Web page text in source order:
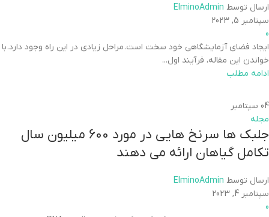
ارسال توسط ElminoAdmin
سپتامبر 5, 2023
0
ایجاد فضای آزمایشگاهی خود سخت است. مراحل زیادی در این راه وجود دارد. با
خواندن این مقاله، فرآیند اول...
ادامه مطلب
04 سپتامبر
مجله
جلبک ها سرنخ هایی در مورد 600 میلیون سال
تکامل گیاهان ارائه می دهند
ارسال توسط ElminoAdmin
سپتامبر 4, 2023
0